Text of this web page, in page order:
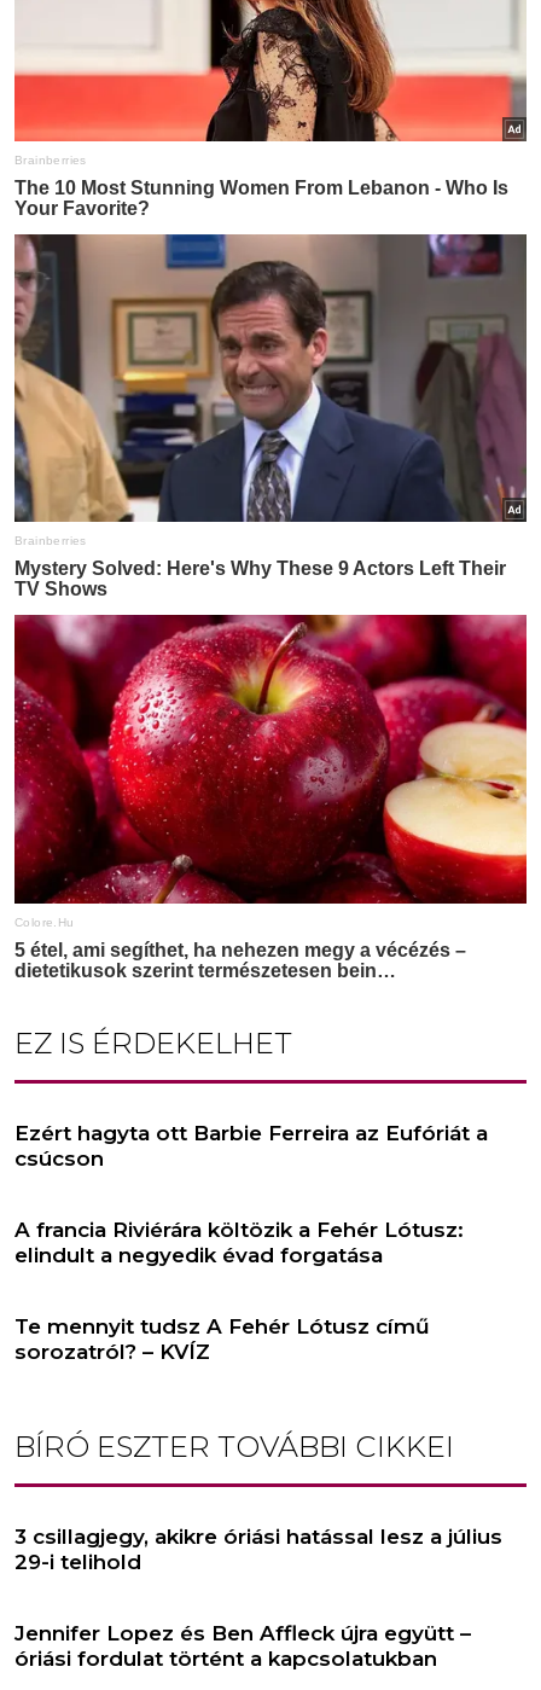
EZ IS ÉRDEKELHET
Ezért hagyta ott Barbie Ferreira az Eufóriát a
csúcson
A francia Riviérára költözik a Fehér Lótusz:
elindult a negyedik évad forgatása
Te mennyit tudsz A Fehér Lótusz című
sorozatról? – KVÍZ
BÍRÓ ESZTER TOVÁBBI CIKKEI
3 csillagjegy, akikre óriási hatással lesz a július
29-i telihold
Jennifer Lopez és Ben Affleck újra együtt –
óriási fordulat történt a kapcsolatukban